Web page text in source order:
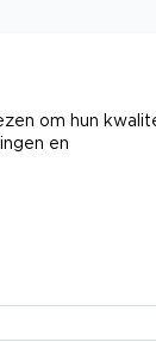
om hun
en